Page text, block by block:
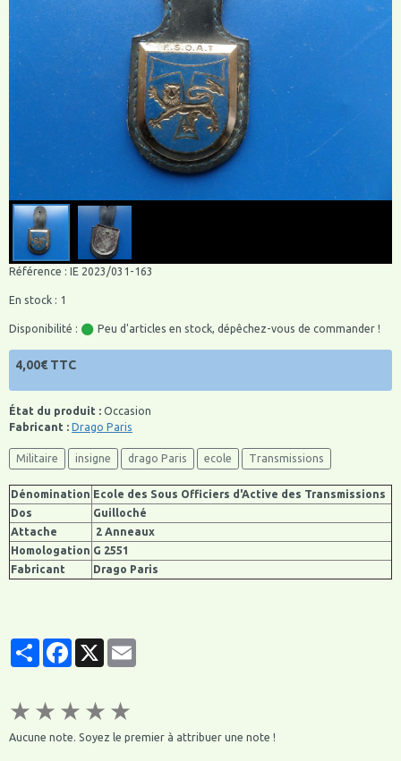
Référence : IE 2023/031-163
En stock : 1
Disponibilité : Peu d'articles en stock, dépêchez-vous de commander !
4,00€ TTC
État du produit : Occasion
Fabricant : Drago Paris
Militaire insigne drago Paris ecole Transmissions
Dénomination Ecole des Sous Officiers d'Active des Transmissions
Dos
Guilloché
Attache
2 Anneaux
Homologation G 2551
Fabricant
Drago Paris
PartagerFacebook
★ ★ ★ ★ ★
Aucune note. Soyez le premier à attribuer une note !